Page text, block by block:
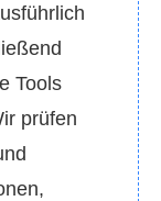
Tools
prüfen